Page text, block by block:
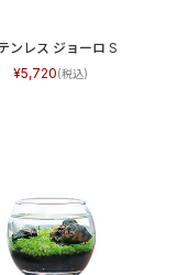
ンレス ジョーロ S
5,720